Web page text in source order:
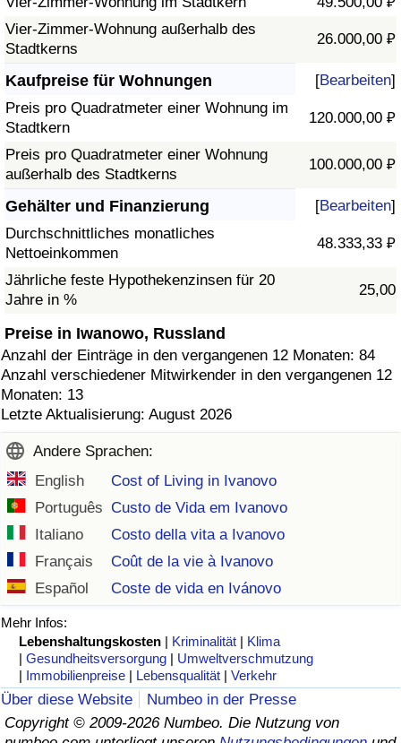
Vier-Zimmer-Wohnung außerhalb des
Stadtkerns
26.000,00 ₽
Kaufpreise für Wohnungen [Bearbeiten]
Preis pro Quadratmeter einer Wohnung im
Stadtkern
120.000,00 ₽
Preis pro Quadratmeter einer Wohnung
außerhalb des Stadtkerns
100.000,00 ₽
Gehälter und Finanzierung [Bearbeiten]
Durchschnittliches monatliches
Nettoeinkommen
48.333,33 ₽
Jährliche feste Hypothekenzinsen für 20
Jahre in %
25,00
Preise in Iwanowo, Russland
Anzahl der Einträge in den vergangenen 12 Monaten: 84
Anzahl verschiedener Mitwirkender in den vergangenen 12
Monaten: 13
Letzte Aktualisierung: August 2026
Andere Sprachen:
English
Cost of Living in Ivanovo
Português Custo de Vida em Ivanovo
Italiano
Costo della vita a Ivanovo
Français
Coût de la vie à Ivanovo
Español
Coste de vida en Ivánovo
Mehr Infos:
Lebenshaltungskosten | Kriminalität | Klima
|Gesundheitsversorgung | Umweltverschmutzung
| Immobilienpreise | Lebensqualität |Verkehr
Über diese Website
Numbeo in der Presse
Copyright © 2009-2026 Numbeo. Die Nutzung von